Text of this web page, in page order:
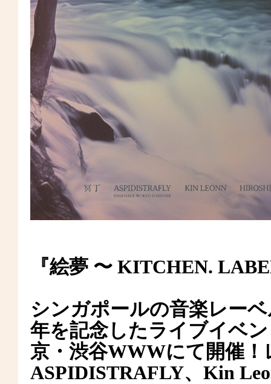
『絵夢 〜 KITCHEN.
シンガポールの音楽レー
年を記念したライブイベ
京・渋谷WWWにて開催
ASPIDISTRAFLY、Kin